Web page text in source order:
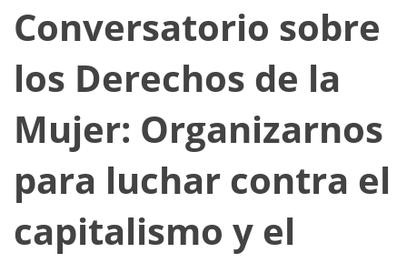
Conversatorio sobre
los Derechos de la
Mujer: Organizarnos
para luchar contra el
capitalismo y el